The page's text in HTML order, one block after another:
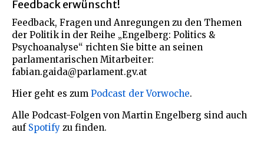
Feedback erwünscht!
Feedback, Fragen und Anregungen zu den Themen
der Politik in der Reihe „Engelberg: Politics &
Psychoanalyse“ richten Sie bitte an seinen
parlamentarischen Mitarbeiter:
fabian.gaida@parlament.gv.at
Hier geht es zum Podcast der Vorwoche.
Alle Podcast-Folgen von Martin Engelberg sind auch
auf Spotify zu finden.